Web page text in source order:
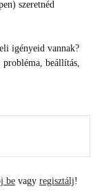
szeretnéd
igényeid vannak?
beállítás,
be vagy regisztálj!